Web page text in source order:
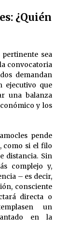
¿Quién
pertinente sea
convocatoria
demandan
ejecutivo que
una balanza
y los
pende
como si el filo
distancia. Sin
complejo y,
– es decir,
consciente
directa o
un
en la